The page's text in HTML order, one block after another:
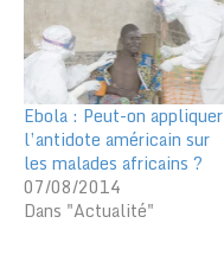
Ebola : Peut-on appliquer
l’antidote américain sur
les malades africains ?
07/08/2014
Dans "Actualité"